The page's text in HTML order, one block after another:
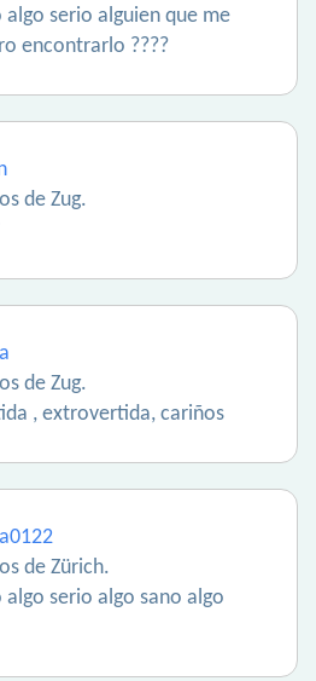
algo serio alguien que me
encontrarlo ????
de Zug.
de Zug.
, extrovertida, cariños
de Zürich.
algo serio algo sano algo